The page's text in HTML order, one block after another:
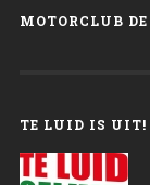
MOTORCLUB
TE LUID IS UIT!